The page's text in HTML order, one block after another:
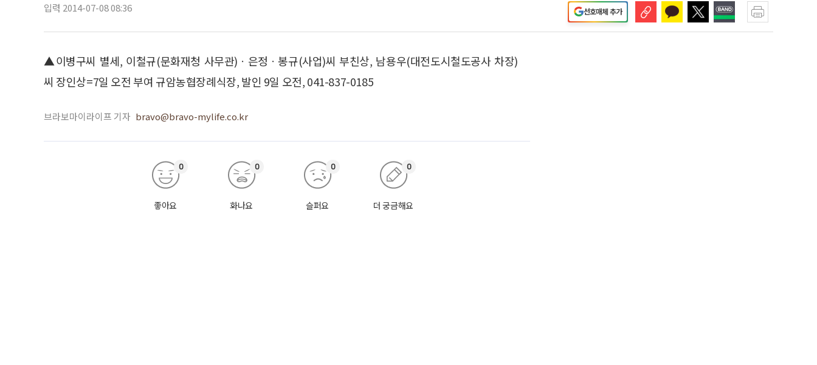
입력 2014-07-08 08:36 선호매체 추가
▲이병구씨 별세, 이철규(문화재청 사무관)ㆍ은정ㆍ봉규(사업)씨 부친상, 남용우(대전도시철도공사 차장)
씨 장인상=7일 오전 부여 규암농협장례식장, 발인 9일 오전, 041-837-0185
브라보마이라이프 기자 bravo@bravo-mylife.co.kr
좋아요
0
화나요
0
슬퍼요
0
더 궁금해요
0